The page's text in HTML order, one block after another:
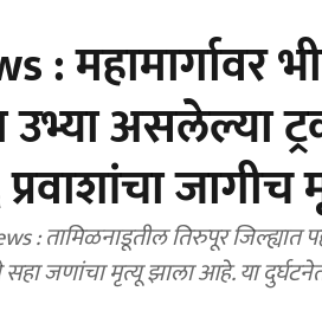
: महामार्गावर
उभ्या असलेल्या
जागीच
: तामिळनाडूतील तिरुपूर जिल्ह्यात
सहा जणांचा मृत्यू झाला आहे. या